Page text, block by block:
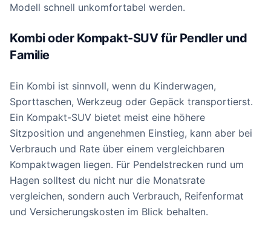
Modell schnell unkomfortabel werden.
Kombi oder Kompakt-SUV für Pendler und
Familie
Ein Kombi ist sinnvoll, wenn du Kinderwagen,
Sporttaschen, Werkzeug oder Gepäck transportierst.
Ein Kompakt-SUV bietet meist eine höhere
Sitzposition und angenehmen Einstieg, kann aber bei
Verbrauch und Rate über einem vergleichbaren
Kompaktwagen liegen. Für Pendelstrecken rund um
Hagen solltest du nicht nur die Monatsrate
vergleichen, sondern auch Verbrauch, Reifenformat
und Versicherungskosten im Blick behalten.